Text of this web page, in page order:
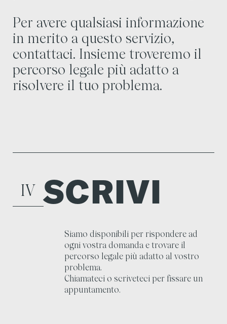
Per avere qualsiasi informazione
in merito a questo servizio,
contattaci. Insieme troveremo il
percorso legale più adatto a
risolvere il tuo problema.
IV SCRIVI
Siamo disponibili per rispondere ad
ogni vostra domanda e trovare il
percorso legale più adatto al vostro
problema.
Chiamateci o scriveteci per fissare un
appuntamento.